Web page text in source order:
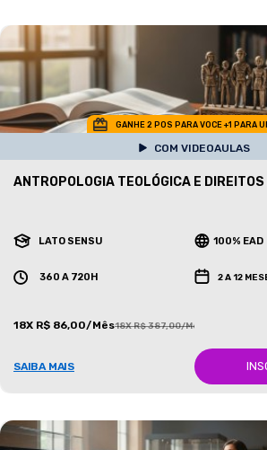
GANHE 2 POS PARA VOCE +1 PARA
COM VIDEOAULAS
ANTROPOLOGIA TEOLÓGICA E
LATO SENSU 100% EAD
360 A 720H 2 A 12
18X R$ 86,00/Mês18X R$ 387,00/Mês
SAIBA MAIS